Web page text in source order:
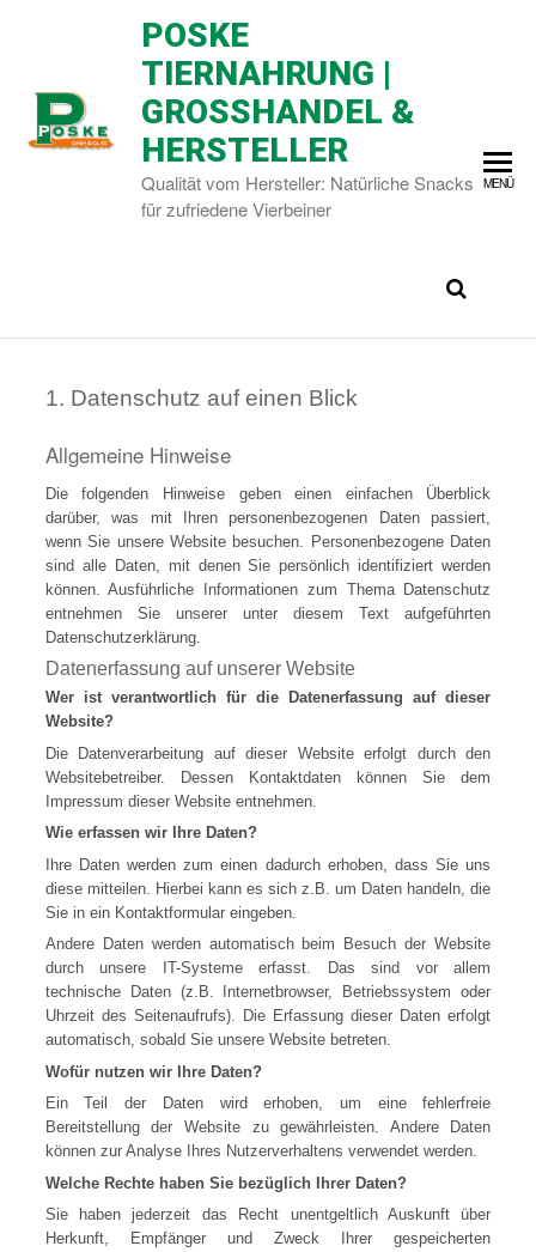
POSKE
TIERNAHRUNG |
GROSSHANDEL & H
ERSTELLER
Qualität vom Hersteller: Natürliche Snacks
für zufriedene Vierbeiner
MENÜ
1. Datenschutz auf einen Blick
Allgemeine Hinweise
Die folgenden Hinweise geben einen einfachen Überblick
darüber, was mit Ihren personenbezogenen Daten passiert,
wenn Sie unsere Website besuchen. Personenbezogene Daten
sind alle Daten, mit denen Sie persönlich identifiziert werden
können. Ausführliche Informationen zum Thema Datenschutz
entnehmen Sie unserer unter diesem Text aufgeführten
Datenschutzerklärung.
Datenerfassung auf unserer Website
Wer ist verantwortlich für die Datenerfassung auf dieser
Website?
Die Datenverarbeitung auf dieser Website erfolgt durch den
Websitebetreiber. Dessen Kontaktdaten können Sie dem
Impressum dieser Website entnehmen.
Wie erfassen wir Ihre Daten?
Ihre Daten werden zum einen dadurch erhoben, dass Sie uns
diese mitteilen. Hierbei kann es sich z.B. um Daten handeln, die
Sie in ein Kontaktformular eingeben.
Andere Daten werden automatisch beim Besuch der Website
durch unsere IT-Systeme erfasst. Das sind vor allem
technische Daten (z.B. Internetbrowser, Betriebssystem oder
Uhrzeit des Seitenaufrufs). Die Erfassung dieser Daten erfolgt
automatisch, sobald Sie unsere Website betreten.
Wofür nutzen wir Ihre Daten?
Ein Teil der Daten wird erhoben, um eine fehlerfreie
Bereitstellung der Website zu gewährleisten. Andere Daten
können zur Analyse Ihres Nutzerverhaltens verwendet werden.
Welche Rechte haben Sie bezüglich Ihrer Daten?
Sie haben jederzeit das Recht unentgeltlich Auskunft über
Herkunft, Empfänger und Zweck Ihrer gespeicherten